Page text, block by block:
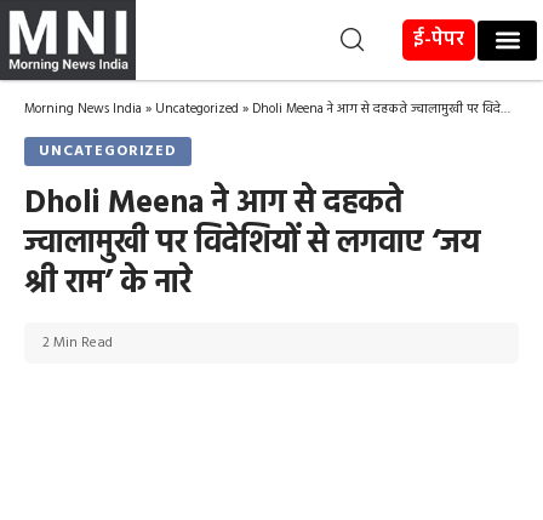
ई-पेपर
Morning News India » Uncategorized » Dholi Meena ने आग से दहकते ज्वालामुखी पर विदेशियों से लगवाए ‘जय श्री राम’ के नारे
UNCATEGORIZED
Dholi Meena ने आग से दहकते
ज्वालामुखी पर विदेशियों से लगवाए ‘जय
श्री राम’ के नारे
2 Min Read